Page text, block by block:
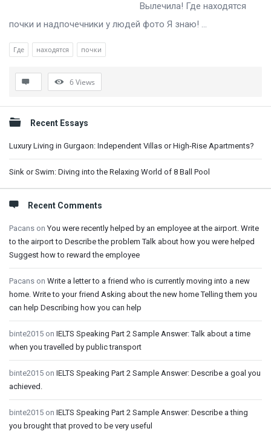
Вылечила! Где находятся
почки и надпочечники у людей фото Я знаю! ...
Где находятся почки
6Views
Sidebar
Recent Essays
Luxury Living in Gurgaon: Independent Villas or High-Rise Apartments?
Sink or Swim: Diving into the Relaxing World of 8 Ball Pool
Recent Comments
Pacans onYou were recently helped by an employee at the airport. Write
to the airport to Describe the problem Talk about how you were helped
Suggest how to reward the employee
Pacans on Write a letter to a friend who is currently moving into a new
home. Write to your friend Asking about the new home Telling them you
can help Describing how you can help
binte2015 on IELTS Speaking Part 2 Sample Answer: Talk about a time
when you travelled by public transport
binte2015 on IELTS Speaking Part 2 Sample Answer: Describe a goal you
achieved.
binte2015 on IELTS Speaking Part 2 Sample Answer: Describe a thing
you brought that proved to be very useful